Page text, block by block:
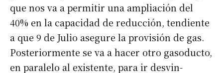
que nos va a permitir una ampliación del
40% en la capacidad de reducción, tendiente
a que 9 de Julio asegure la provisión de gas.
Posteriormente se va a hacer otro gasoducto,
en paralelo al existente, para ir desvin-